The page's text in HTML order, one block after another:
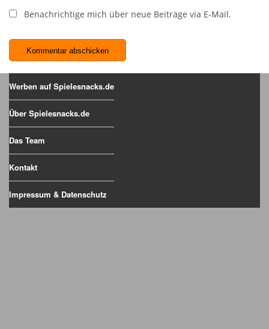
Benachrichtige mich über neue Beiträge via E-Mail.
Werben auf Spielesnacks.de
Über Spielesnacks.de
Das Team
Kontakt
Impressum & Datenschutz